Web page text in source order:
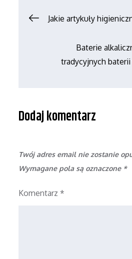
Nawigacja
Jakie artykuły
Baterie
tradycyjnych
Dodaj komentarz
Twój adres email nie zostanie
Wymagane pola są oznaczone *
Komentarz *